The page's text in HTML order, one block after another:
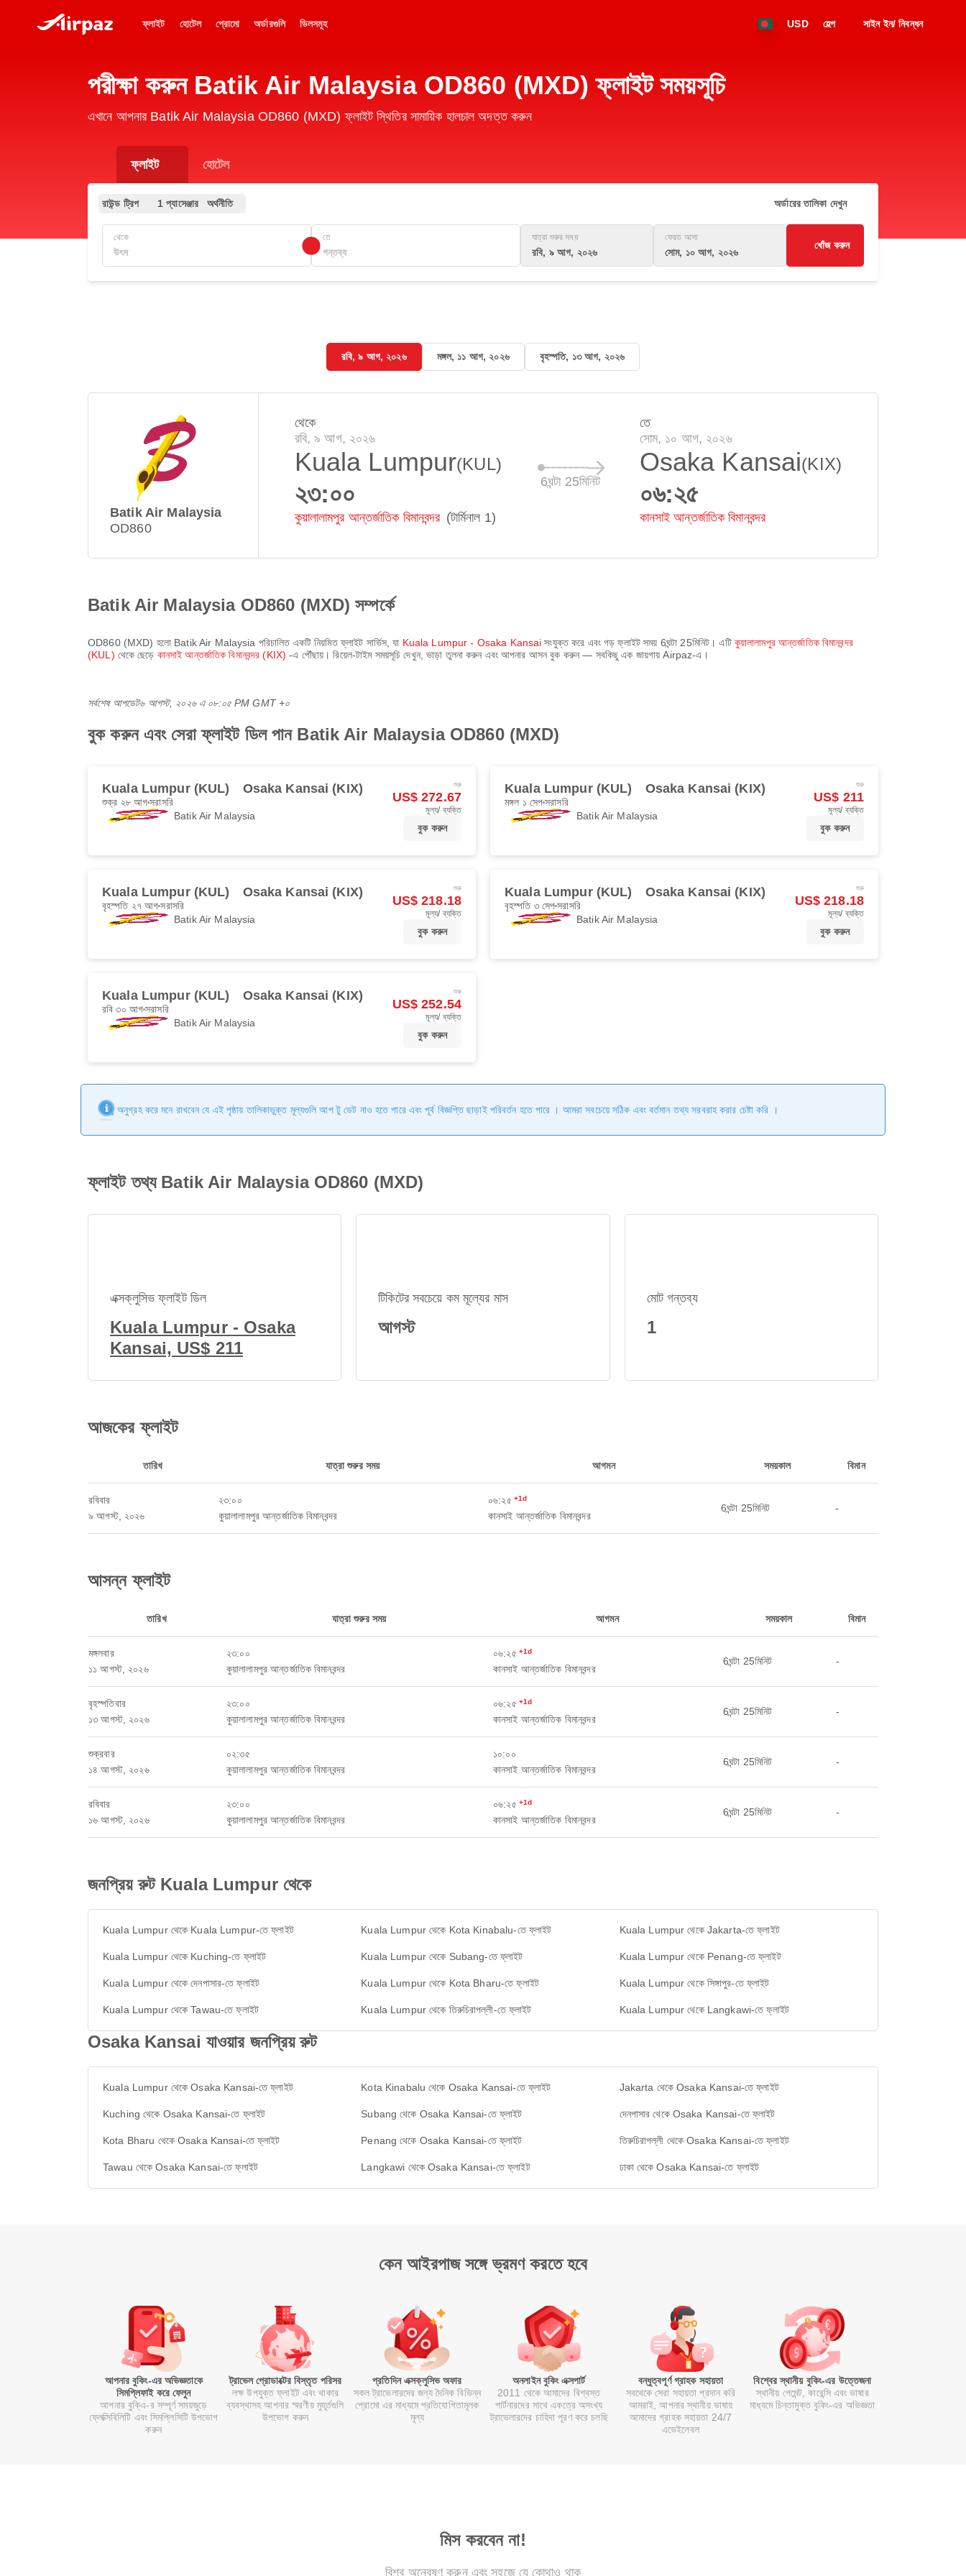
ফ্লাইট হোটেল প্রোমো অর্ডারগুলি ডিলসমূহ USD হেল্প সাইন ইন/ নিবন্ধন
পরীক্ষা করুন Batik Air Malaysia OD860 (MXD) ফ্লাইট সময়সূচি
এখানে আপনার Batik Air Malaysia OD860 (MXD) ফ্লাইট স্থিতির সামায়িক হালচাল অদত্ত করুন
ফ্লাইট হোটেল
রাউন্ড ট্রিপ 1 প্যাসেঞ্জার অর্থনীতি অর্ডারের তালিকা দেখুন
থেকে তে যাত্রা শুরুর সময়
রবি, ৯ আগ, ২০২৬
ফেরত আসা
সোম, ১০ আগ, ২০২৬
খোঁজ করুন
রবি, ৯ আগ, ২০২৬ মঙ্গল, ১১ আগ, ২০২৬ বৃহস্পতি, ১৩ আগ, ২০২৬
Batik Air Malaysia
OD860
থেকে
রবি, ৯ আগ, ২০২৬
Kuala Lumpur(KUL)
২৩:০০
কুয়ালালামপুর আন্তর্জাতিক বিমানবন্দর (টার্মিনাল 1)
6ঘন্টা 25মিনিট
তে
সোম, ১০ আগ, ২০২৬
Osaka Kansai(KIX)
০৬:২৫
কানসাই আন্তর্জাতিক বিমানবন্দর
Batik Air Malaysia OD860 (MXD) সম্পর্কে
OD860(MXD) হলো Batik Air Malaysia পরিচালিত একটি নিয়মিত ফ্লাইট সার্ভিস, যা Kuala Lumpur - Osaka Kansai সংযুক্ত করে এবং গড় ফ্লাইট সময় 6ঘন্টা 25মিনিট । এটি কুয়ালালামপুর আন্তর্জাতিক বিমানবন্দর
(KUL) থেকে ছেড়ে কানসাই আন্তর্জাতিক বিমানবন্দর (KIX)-এ পৌঁছায়। রিয়েল-টাইম সময়সূচি দেখুন, ভাড়া তুলনা করুন এবং আপনার আসন বুক করুন — সবকিছু এক জায়গায় Airpaz-এ।
সর্বশেষ আপডেট৬ আগস্ট, ২০২৬ এ ০৮:০৫ PM GMT +০
বুক করুন এবং সেরা ফ্লাইট ডিল পান Batik Air Malaysia OD860 (MXD)
Kuala Lumpur (KUL) Osaka Kansai (KIX)
শুক্র ২৮ আগসরাসরি
Batik Air Malaysia
শুরু
US$ 272.67
মূল্য/ ব্যক্তি
বুক করুন
Kuala Lumpur (KUL) Osaka Kansai (KIX)
মঙ্গল ১ সেপসরাসরি
Batik Air Malaysia
শুরু
US$ 211
মূল্য/ ব্যক্তি
বুক করুন
Kuala Lumpur (KUL) Osaka Kansai (KIX)
বৃহস্পতি ২৭ আগসরাসরি
Batik Air Malaysia
শুরু
US$ 218.18
মূল্য/ ব্যক্তি
বুক করুন
Kuala Lumpur (KUL) Osaka Kansai (KIX)
বৃহস্পতি ৩ সেপসরাসরি
Batik Air Malaysia
শুরু
US$ 218.18
মূল্য/ ব্যক্তি
বুক করুন
Kuala Lumpur (KUL) Osaka Kansai (KIX)
রবি ৩০ আগসরাসরি
Batik Air Malaysia
শুরু
US$ 252.54
মূল্য/ ব্যক্তি
বুক করুন
অনুগ্রহ করে মনে রাখবেন যে এই পৃষ্ঠায় তালিকাভুক্ত মূল্যগুলি আপ টু ডেট নাও হতে পারে এবং পূর্ব বিজ্ঞপ্তি ছাড়াই পরিবর্তন হতে পারে । আমরা সবচেয়ে সঠিক এবং বর্তমান তথ্য সরবরাহ করার চেষ্টা করি ।
ফ্লাইট তথ্য Batik Air Malaysia OD860 (MXD)
এক্সক্লুসিভ ফ্লাইট ডিল
Kuala Lumpur - Osaka
Kansai, US$ 211
টিকিটের সবচেয়ে কম মূল্যের মাস
আগস্ট
মোট গন্তব্য
1
আজকের ফ্লাইট
তারিখ যাত্রা শুরুর সময় আগমন সময়কাল বিমান
রবিবার
৯ আগস্ট, ২০২৬
২৩:০০
কুয়ালালামপুর আন্তর্জাতিক বিমানবন্দর
০৬:২৫ +1d
কানসাই আন্তর্জাতিক বিমানবন্দর
6ঘন্টা 25মিনিট -
আসন্ন ফ্লাইট
তারিখ যাত্রা শুরুর সময় আগমন সময়কাল বিমান
মঙ্গলবার
১১ আগস্ট, ২০২৬
২৩:০০
কুয়ালালামপুর আন্তর্জাতিক বিমানবন্দর
০৬:২৫ +1d
কানসাই আন্তর্জাতিক বিমানবন্দর
6ঘন্টা 25মিনিট -
বৃহস্পতিবার
১৩ আগস্ট, ২০২৬
২৩:০০
কুয়ালালামপুর আন্তর্জাতিক বিমানবন্দর
০৬:২৫ +1d
কানসাই আন্তর্জাতিক বিমানবন্দর
6ঘন্টা 25মিনিট -
শুক্রবার
১৪ আগস্ট, ২০২৬
০২:৩৫
কুয়ালালামপুর আন্তর্জাতিক বিমানবন্দর
১০:০০
কানসাই আন্তর্জাতিক বিমানবন্দর
6ঘন্টা 25মিনিট -
রবিবার
১৬ আগস্ট, ২০২৬
২৩:০০
কুয়ালালামপুর আন্তর্জাতিক বিমানবন্দর
০৬:২৫ +1d
কানসাই আন্তর্জাতিক বিমানবন্দর
6ঘন্টা 25মিনিট -
জনপ্রিয় রুট Kuala Lumpur থেকে
Kuala Lumpur থেকে Kuala Lumpur-তে ফ্লাইট Kuala Lumpur থেকে Kota Kinabalu-তে ফ্লাইট Kuala Lumpur থেকে Jakarta-তে ফ্লাইট
Kuala Lumpur থেকে Kuching-তে ফ্লাইট Kuala Lumpur থেকে Subang-তে ফ্লাইট Kuala Lumpur থেকে Penang-তে ফ্লাইট
Kuala Lumpur থেকে দেনপাসার-তে ফ্লাইট Kuala Lumpur থেকে Kota Bharu-তে ফ্লাইট Kuala Lumpur থেকে সিঙ্গাপুর-তে ফ্লাইট
Kuala Lumpur থেকে Tawau-তে ফ্লাইট Kuala Lumpur থেকে তিরুচিরাপল্লী-তে ফ্লাইট Kuala Lumpur থেকে Langkawi-তে ফ্লাইট
Osaka Kansai যাওয়ার জনপ্রিয় রুট
Kuala Lumpur থেকে Osaka Kansai-তে ফ্লাইট Kota Kinabalu থেকে Osaka Kansai-তে ফ্লাইট Jakarta থেকে Osaka Kansai-তে ফ্লাইট
Kuching থেকে Osaka Kansai-তে ফ্লাইট Subang থেকে Osaka Kansai-তে ফ্লাইট দেনপাসার থেকে Osaka Kansai-তে ফ্লাইট
Kota Bharu থেকে Osaka Kansai-তে ফ্লাইট Penang থেকে Osaka Kansai-তে ফ্লাইট তিরুচিরাপল্লী থেকে Osaka Kansai-তে ফ্লাইট
Tawau থেকে Osaka Kansai-তে ফ্লাইট Langkawi থেকে Osaka Kansai-তে ফ্লাইট ঢাকা থেকে Osaka Kansai-তে ফ্লাইট
কেন আইরপাজ সঙ্গে ভ্রমণ করতে হবে
আপনার বুকিং-এর অভিজ্ঞতাকে
সিমপ্লিফাই করে ফেলুন
আপনার বুকি্এ-র সম্পূর্ণ সময়জুড়ে
ফ্লেক্সিবিলিটি এবং সিমপ্লিসিটি উপভোগ
করুন
ট্রাভেল প্রোডাক্টের বিস্তৃত পরিসর
লক্ষ উপযুক্ত ফ্লাইট এবং থাকার
ব্যবস্থাসহ আপনার স্মরণীয় মুহূর্তগুলি
উপভোগ করুন
প্রতিদিন এক্সক্লুসিভ অফার
সকল ট্রাভেলারদের জন্য দৈনিক বিভিন্ন
প্রোমো এর মাধ্যমে প্রতিযোগিতামূলক
মূল্য
অনলাইন বুকিং এক্সপার্ট
2011 থেকে আমাদের বিশ্বস্ত
পার্টনারদের সাথে একত্রে অসংখ্য
ট্রাভেলারদের চাহিদা পূরণ করে চলছি
বন্ধুত্বপূর্ণ গ্রাহক সহায়তা
সবথেকে সেরা সহায়তা প্রদান করি
আমরাই, আপনার স্থানীয় ভাষায়
আমাদের গ্রাহক সহায়তা 24/7
এভেইলেবল
বিশ্বের স্থানীয় বুকিং-এর উত্তেজনা
স্থানীয় পেমেন্ট, কারেন্সি এবং ভাষার
মাধ্যমে চিন্তামুক্ত বুকিং-এর অভিজ্ঞতা
মিস করবেন না!
বিশ্ব অন্বেষণ করুন এবং সহজে যে কোথাও থাকু